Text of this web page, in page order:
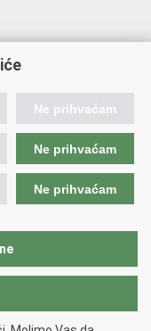
Ne prihvaćam
Ne prihvaćam
Ne prihvaćam